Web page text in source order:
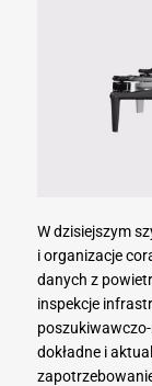
W dzisiejszym
i organizacje
danych z
inspekcje
dokładne i